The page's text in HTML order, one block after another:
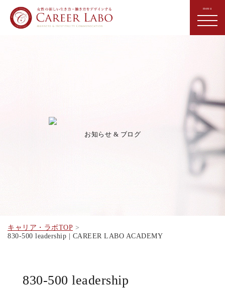
お知らせ & ブログ
キャリア・ラボTOP
830-500 leadership | CAREER LABO ACADEMY
830-500 leadership